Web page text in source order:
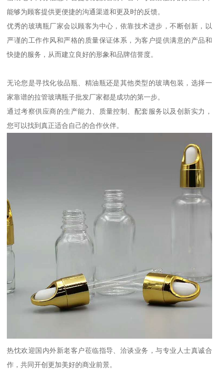
能够为顾客提供更便捷的沟通渠道和更及时的反馈。
优秀的玻璃瓶厂家会以顾客为中心，依靠技术进步，不断创新，以
严谨的工作作风和严格的质量保证体系，为客户提供满意的产品和
快捷的服务，从而建立良好的形象和品牌信誉度。
无论您是寻找化妆品瓶、精油瓶还是其他类型的玻璃包装，选择一
家靠谱的拉管玻璃瓶子批发厂家都是成功的第一步。
通过考察供应商的生产能力、质量控制、配套服务以及创新实力，
您可以找到真正适合自己的合作伙伴。
热忱欢迎国内外新老客户莅临指导、洽谈业务，与专业人士真诚合
作，共同开创更加美好的商业前景。